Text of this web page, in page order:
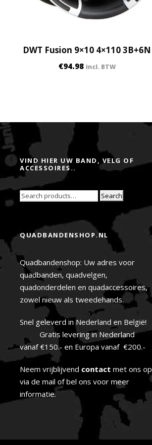
DWT Fusion 9×10 4×110 3B+6N
€94.98 incl. BTW
VIND HIER UW BAND, VELG OF
ACCESSOIRES..
Search
QUADBANDENSHOP.NL
Quadbandenshop: Uw adres voor
quadbanden, quadvelgen,
quadonderdelen en quadaccessoires,
zowel nieuw als tweedehands.
Snel geleverd in Nederland en België!
Gratis levering in Nederland
vanaf €150.- en Europa vanaf €200.-
Neem vrijblijvend contact met ons op
via de mail of bel ons voor meer
informatie.